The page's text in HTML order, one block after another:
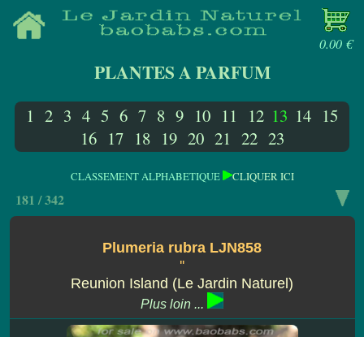
0.00 €
PLANTES A PARFUM
1 2 3 4 5 6 7 8 9 10 11 12 13 14 15
16 17 18 19 20 21 22 23
CLASSEMENT ALPHABETIQUE CLIQUER ICI
181 / 342
Plumeria rubra LJN858
''
Reunion Island (Le Jardin Naturel)
Plus loin ...